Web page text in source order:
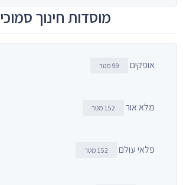
מוסדות חינוך
אופקים 99 מטר
מלא אור 152 מטר
פלאי עולם 152 מטר